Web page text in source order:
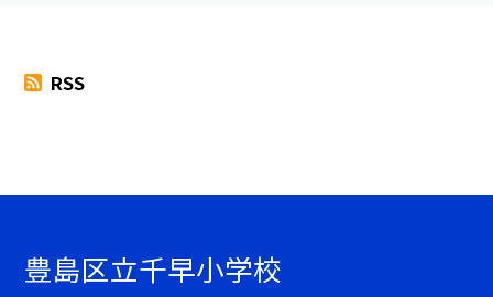
RSS
豊島区立千早小学校